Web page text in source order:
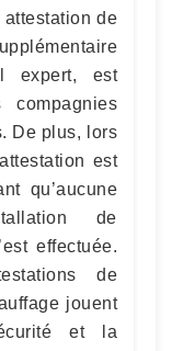
de
expert, est
De plus, lors
est
qu’aucune
de
effectuée.
de
jouent
et la